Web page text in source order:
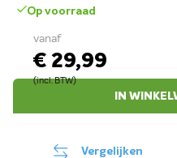
Op voorraad
vanaf
€ 29,99
IN
Vergelijken